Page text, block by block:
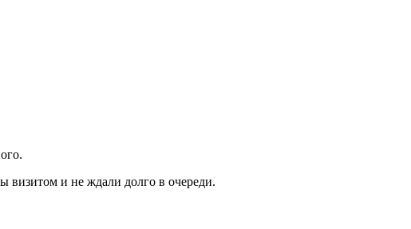
и не ждали долго в очереди.